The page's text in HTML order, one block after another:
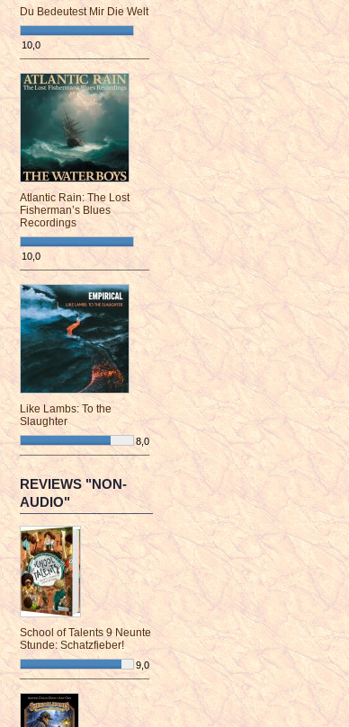
Du Bedeutest Mir Die Welt
10,0
¯¯¯¯¯¯¯¯¯¯¯¯¯¯¯¯¯¯¯¯¯¯¯¯
Atlantic Rain: The Lost
Fisherman’s Blues
Recordings
10,0
¯¯¯¯¯¯¯¯¯¯¯¯¯¯¯¯¯¯¯¯¯¯¯¯
Like Lambs: To the
Slaughter
8,0
¯¯¯¯¯¯¯¯¯¯¯¯¯¯¯¯¯¯¯¯¯¯¯¯
REVIEWS "NON-
AUDIO"
School of Talents 9 Neunte
Stunde: Schatzfieber!
9,0
¯¯¯¯¯¯¯¯¯¯¯¯¯¯¯¯¯¯¯¯¯¯¯¯